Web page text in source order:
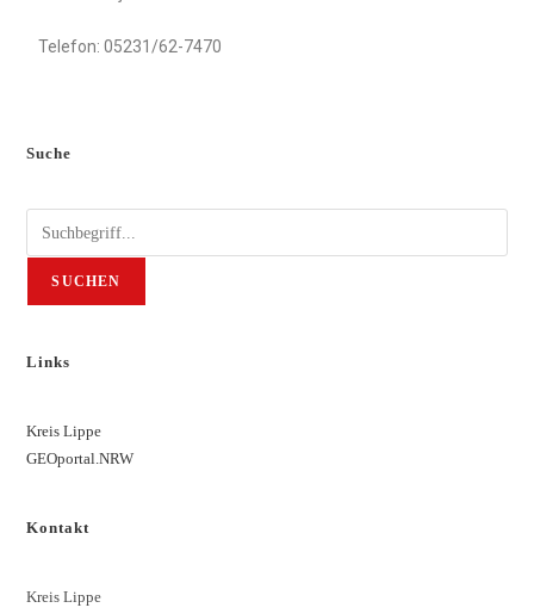
Telefon: 05231/62-7470
Suche
SUCHEN
Links
Kreis Lippe
GEOportal.NRW
Kontakt
Kreis Lippe